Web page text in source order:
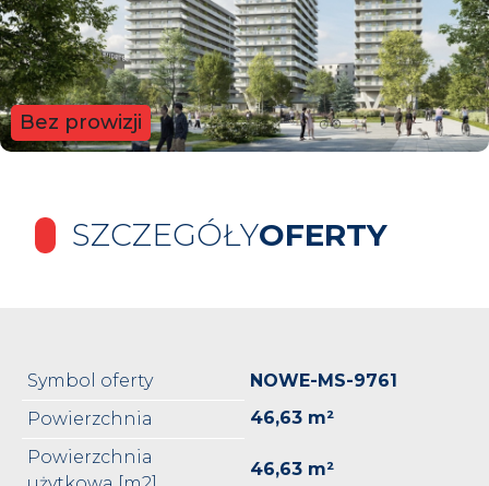
Bez prowizji
SZCZEGÓŁYOFERTY
Symbol oferty
NOWE-MS-9761
Powierzchnia
46,63 m²
Powierzchnia
46,63 m²